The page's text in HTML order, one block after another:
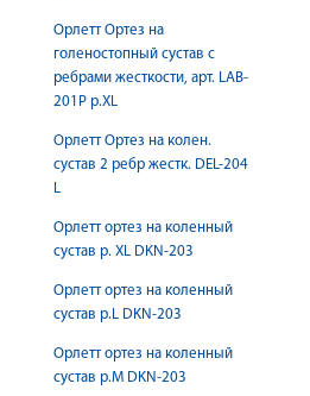
Орлетт Ортез на
голеностопный сустав с
ребрами жесткости, арт. LAB-
201P р.XL
Орлетт Ортез на колен.
сустав 2 ребр жестк. DEL-204
L
Орлетт ортез на коленный
сустав р. XL DKN-203
Орлетт ортез на коленный
сустав р.L DKN-203
Орлетт ортез на коленный
сустав р.M DKN-203